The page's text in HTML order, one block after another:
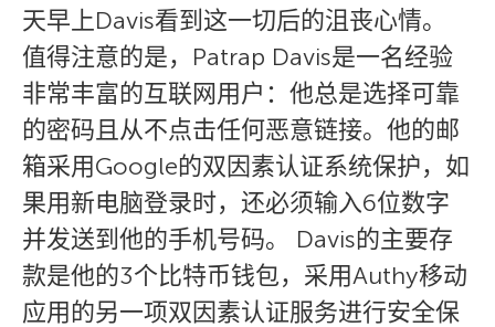
天早上Davis看到这一切后的沮丧心情。
值得注意的是，Patrap Davis是一名经验
非常丰富的互联网用户：他总是选择可靠
的密码且从不点击任何恶意链接。他的邮
箱采用Google的双因素认证系统保护，如
果用新电脑登录时，还必须输入6位数字
并发送到他的手机号码。 Davis的主要存
款是他的3个比特币钱包，采用Authy移动
应用的另一项双因素认证服务进行安全保